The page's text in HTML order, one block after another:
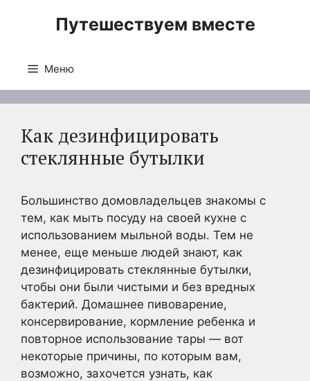
Путешествуем вместе
Меню
Как дезинфицировать
стеклянные бутылки
Большинство домовладельцев знакомы с
тем, как мыть посуду на своей кухне с
использованием мыльной воды. Тем не
менее, еще меньше людей знают, как
дезинфицировать стеклянные бутылки,
чтобы они были чистыми и без вредных
бактерий. Домашнее пивоварение,
консервирование, кормление ребенка и
повторное использование тары — вот
некоторые причины, по которым вам,
возможно, захочется узнать, как